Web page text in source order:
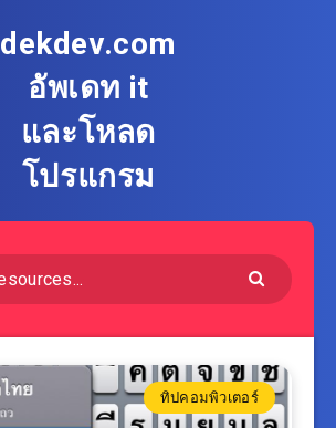
dekdev.com
อัพเดท it
และโหลด
โปรแกรม
ทิปคอมพิวเตอร์